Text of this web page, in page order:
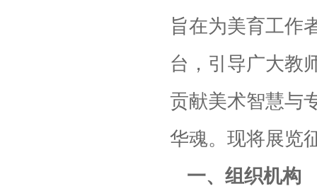
旨在为美育工作
台，引导广大教
贡献美术智慧与
华魂。现将展览
一、组织机构